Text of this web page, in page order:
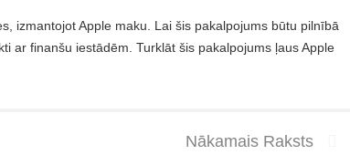
izmantojot Apple maku. Lai šis pakalpojums būtu pilnībā
ar finanšu iestādēm. Turklāt šis pakalpojums ļaus Apple
Nākamais Raksts